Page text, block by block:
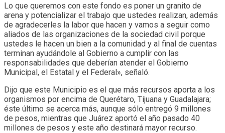
Lo que queremos con este fondo es poner un granito de
arena y potencializar el trabajo que ustedes realizan, además
de agradecerles la labor que hacen y vamos a seguir como
aliados de las organizaciones de la sociedad civil porque
ustedes le hacen un bien a la comunidad y al final de cuentas
terminan ayudándole al Gobierno a cumplir con las
responsabilidades que deberían atender el Gobierno
Municipal, el Estatal y el Federal», señaló.
Dijo que este Municipio es el que más recursos aporta a los
organismos por encima de Querétaro, Tijuana y Guadalajara;
éste último se acerca más, aunque sólo entregó 9 millones
de pesos, mientras que Juárez aportó el año pasado 40
millones de pesos y este año destinará mayor recurso.